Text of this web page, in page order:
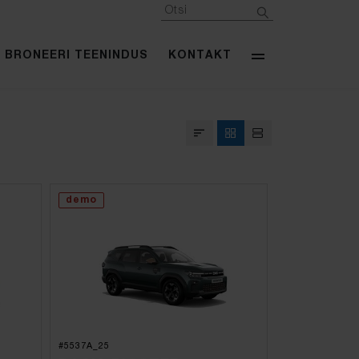
BRONEERI TEENINDUS KONTAKT
demo
#5537A_25